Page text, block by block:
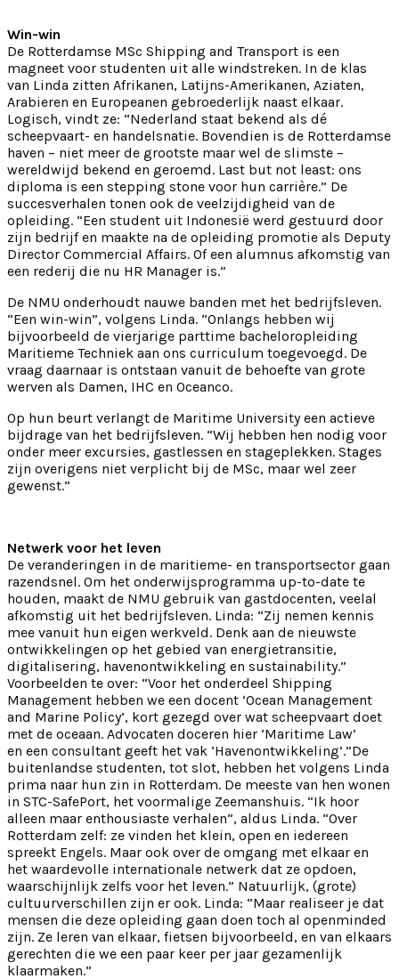
Win-win
De Rotterdamse MSc Shipping and Transport is een
magneet voor studenten uit alle windstreken. In de klas
van Linda zitten Afrikanen, Latijns-Amerikanen, Aziaten,
Arabieren en Europeanen gebroederlijk naast elkaar.
Logisch, vindt ze: “Nederland staat bekend als dé
scheepvaart- en handelsnatie. Bovendien is de Rotterdamse
haven – niet meer de grootste maar wel de slimste –
wereldwijd bekend en geroemd. Last but not least: ons
diploma is een stepping stone voor hun carrière.” De
succesverhalen tonen ook de veelzijdigheid van de
opleiding. “Een student uit Indonesië werd gestuurd door
zijn bedrijf en maakte na de opleiding promotie als Deputy
Director Commercial Affairs. Of een alumnus afkomstig van
een rederij die nu HR Manager is.”
De NMU onderhoudt nauwe banden met het bedrijfsleven.
“Een win-win”, volgens Linda. “Onlangs hebben wij
bijvoorbeeld de vierjarige parttime bacheloropleiding
Maritieme Techniek aan ons curriculum toegevoegd. De
vraag daarnaar is ontstaan vanuit de behoefte van grote
werven als Damen, IHC en Oceanco.
Op hun beurt verlangt de Maritime University een actieve
bijdrage van het bedrijfsleven. “Wij hebben hen nodig voor
onder meer excursies, gastlessen en stageplekken. Stages
zijn overigens niet verplicht bij de MSc, maar wel zeer
gewenst.”
Netwerk voor het leven
De veranderingen in de maritieme- en transportsector gaan
razendsnel. Om het onderwijsprogramma up-to-date te
houden, maakt de NMU gebruik van gastdocenten, veelal
afkomstig uit het bedrijfsleven. Linda: “Zij nemen kennis
mee vanuit hun eigen werkveld. Denk aan de nieuwste
ontwikkelingen op het gebied van energietransitie,
digitalisering, havenontwikkeling en sustainability.”
Voorbeelden te over: “Voor het onderdeel Shipping
Management hebben we een docent ‘Ocean Management
and Marine Policy’, kort gezegd over wat scheepvaart doet
met de oceaan. Advocaten doceren hier ‘Maritime Law’
en een consultant geeft het vak ‘Havenontwikkeling’.”De
buitenlandse studenten, tot slot, hebben het volgens Linda
prima naar hun zin in Rotterdam. De meeste van hen wonen
in STC-SafePort, het voormalige Zeemanshuis. “Ik hoor
alleen maar enthousiaste verhalen”, aldus Linda. “Over
Rotterdam zelf: ze vinden het klein, open en iedereen
spreekt Engels. Maar ook over de omgang met elkaar en
het waardevolle internationale netwerk dat ze opdoen,
waarschijnlijk zelfs voor het leven.” Natuurlijk, (grote)
cultuurverschillen zijn er ook. Linda: “Maar realiseer je dat
mensen die deze opleiding gaan doen toch al openminded
zijn. Ze leren van elkaar, fietsen bijvoorbeeld, en van elkaars
gerechten die we een paar keer per jaar gezamenlijk
klaarmaken.”